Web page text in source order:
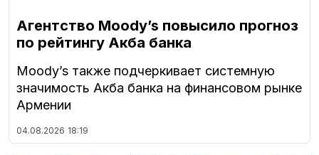
Агентство Moody’s повысило прогноз
по рейтингу Акба банка
Moody’s также подчеркивает системную
значимость Акба банка на финансовом рынке
Армении
04.08.2026 18:19